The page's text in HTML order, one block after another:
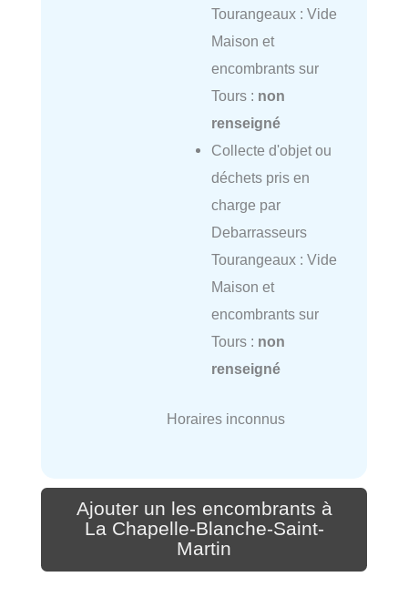
Tourangeaux : Vide
Maison et
encombrants sur
Tours : non
renseigné
Collecte d'objet ou
déchets pris en
charge par
Debarrasseurs
Tourangeaux : Vide
Maison et
encombrants sur
Tours : non
renseigné
Horaires inconnus
Ajouter un les encombrants à
La Chapelle-Blanche-Saint-
Martin